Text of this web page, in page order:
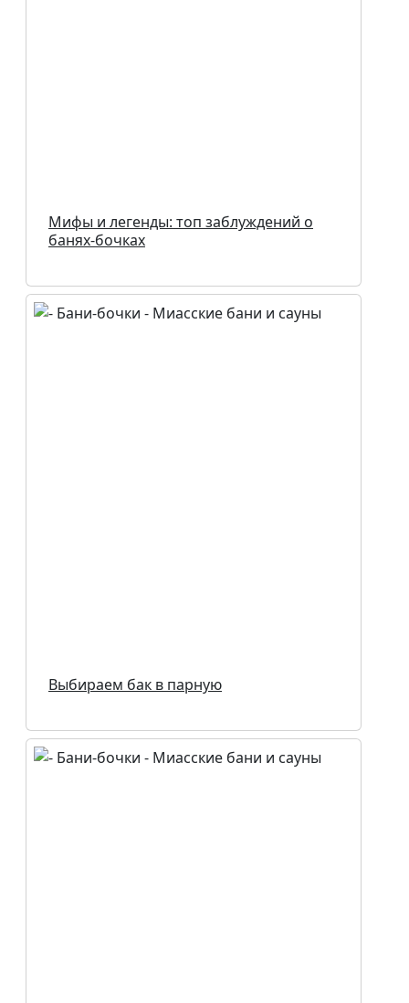
Мифы и легенды: топ заблуждений о
банях-бочках
Выбираем бак в парную